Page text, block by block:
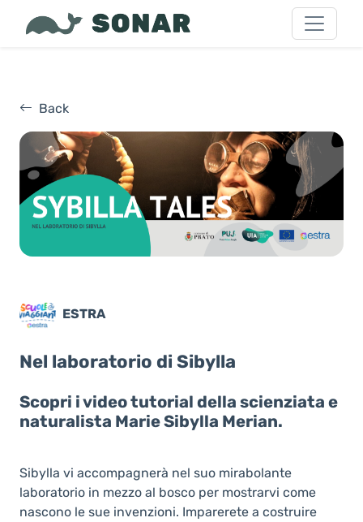
Back
ESTRA
Nel laboratorio di Sibylla
Scopri i video tutorial della scienziata e
naturalista Marie Sibylla Merian.
Sibylla vi accompagnerà nel suo mirabolante
laboratorio in mezzo al bosco per mostrarvi come
nascono le sue invenzioni. Imparerete a costruire